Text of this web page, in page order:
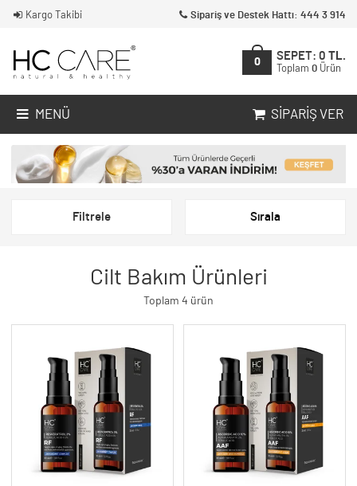
Kargo Takibi Sipariş ve Destek Hattı: 444 3 914
0
SEPET: 0 TL.
Toplam 0 Ürün
MENÜ SIPARIŞ VER
Filtrele Sırala
Cilt Bakım Ürünleri
Toplam 4 ürün